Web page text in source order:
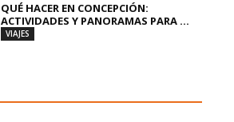
QUÉ HACER EN CONCEPCIÓN:
ACTIVIDADES Y PANORAMAS PARA ...
VIAJES